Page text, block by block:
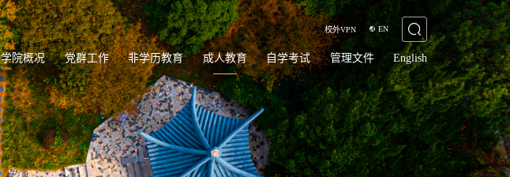
校外VPN EN
学院概况 党群工作 非学历教育 成人教育 自学考试 管理文件 English